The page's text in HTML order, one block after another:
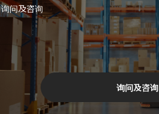
询问及咨询
询问及咨询